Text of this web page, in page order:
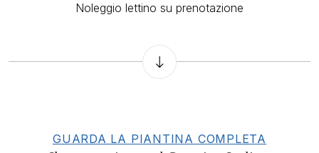
Noleggio lettino su prenotazione
GUARDA LA PIANTINA COMPLETA